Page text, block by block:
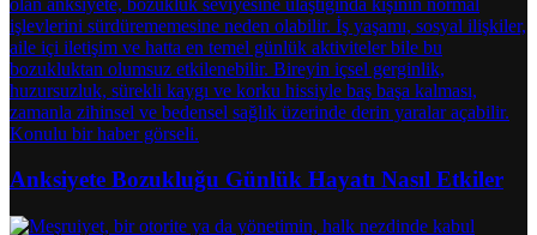
Anksiyete Bozukluğu Günlük Hayatı Nasıl Etkiler